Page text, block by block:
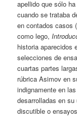
apellido que sólo
cuando se trataba
en contados casos
como lego,
historia aparecidos
selecciones de
cuartas partes
rúbrica Asimov en
indignamente en
desarrolladas en
discutible o